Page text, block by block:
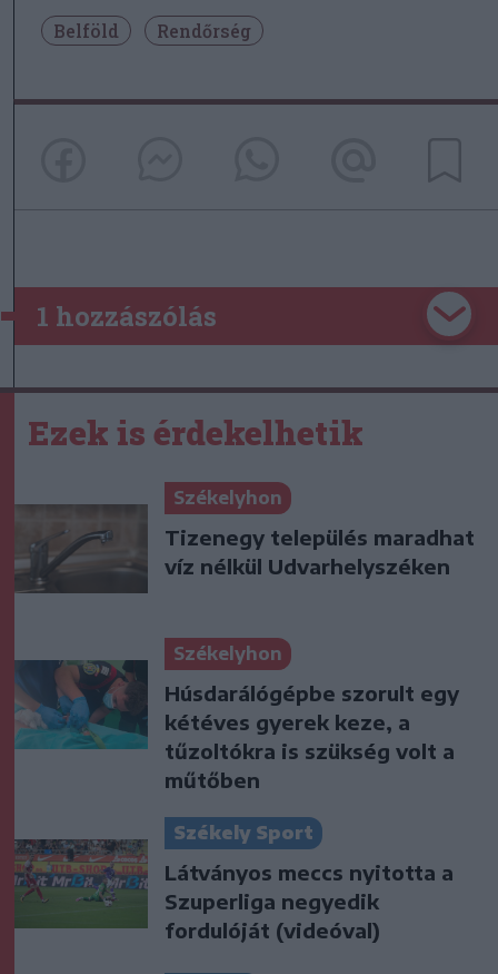
Belföld Rendőrség
1 hozzászólás
Ezek is érdekelhetik
Székelyhon
Tizenegy település maradhat
víz nélkül Udvarhelyszéken
Székelyhon
Húsdarálógépbe szorult egy
kétéves gyerek keze, a
tűzoltókra is szükség volt a
műtőben
Székely Sport
Látványos meccs nyitotta a
Szuperliga negyedik
fordulóját (videóval)